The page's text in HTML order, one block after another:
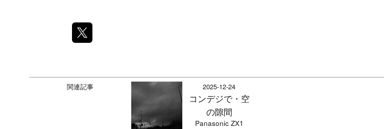
関連記事 2025-12-24
コンデジで・空
の隙間
Panasonic ZX1